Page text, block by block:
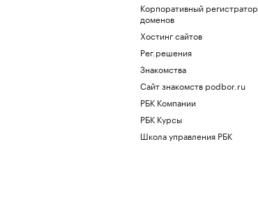
Корпоративный регистратор
доменов
Хостинг сайтов
Рег.решения
Знакомства
Сайт знакомств podbor.ru
РБК Компании
РБК Курсы
Школа управления РБК